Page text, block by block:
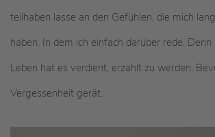
teilhaben lasse an den Gefühlen, die mich
haben. In dem ich einfach darüber rede. Denn
Leben hat es verdient, erzählt zu werden.
Vergessenheit gerät.